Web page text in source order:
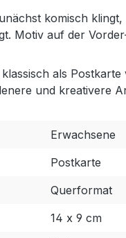
komisch
Motiv auf der
als
und kreativere
Erwachsene
Postkarte
Querformat
14 x 9 cm